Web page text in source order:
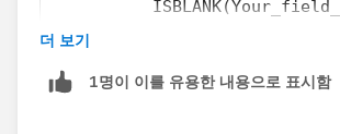
)
더 보기
1명이 이를 유용한 내용으로 표시함